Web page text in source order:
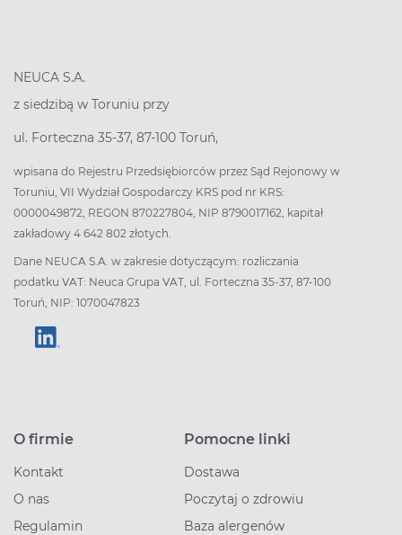
NEUCA S.A.
z siedzibą w Toruniu przy
ul. Forteczna 35-37, 87-100 Toruń,
wpisana do Rejestru Przedsiębiorców przez Sąd Rejonowy w
Toruniu, VII Wydział Gospodarczy KRS pod nr KRS:
0000049872, REGON 870227804, NIP 8790017162, kapitał
zakładowy 4 642 802 złotych.
Dane NEUCA S.A. w zakresie dotyczącym: rozliczania
podatku VAT: Neuca Grupa VAT, ul. Forteczna 35-37, 87-100
Toruń, NIP: 1070047823
O firmie
Kontakt
O nas
Regulamin
Pomocne linki
Dostawa
Poczytaj o zdrowiu
Baza alergenów